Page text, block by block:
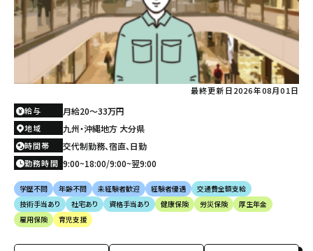
最終更新日2026年08月01日
給与
月給20〜33万円
地域 九州・沖縄地方 大分県
時間帯 交代制勤務、宿直、日勤
勤務時間 9:00~18:00/9:00~翌9:00
学歴不問 年齢不問 未経験者歓迎 経験者優遇
交通費全額支給
技術手当あり
社宅あり 資格手当あり 健康保険 労災保険
厚生年金
雇用保険
育児支援